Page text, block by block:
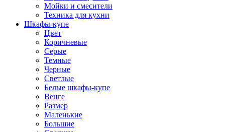
Мойки и смесители
Техника для кухни
Шкафы-купе
Цвет
Коричневые
Серые
Темные
Черные
Светлые
Белые шкафы-купе
Венге
Размер
Маленькие
Большие